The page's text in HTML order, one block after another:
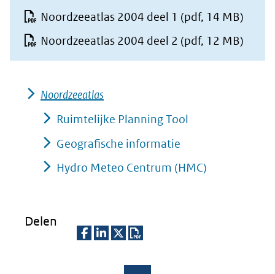
Noordzeeatlas 2004 deel 1 (pdf, 14 MB)
Noordzeeatlas 2004 deel 2 (pdf, 12 MB)
Noordzeeatlas
Ruimtelijke Planning Tool
Geografische informatie
Hydro Meteo Centrum (HMC)
Delen